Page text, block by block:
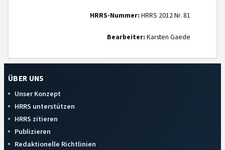
HRRS-Nummer: HRRS 2012 Nr. 81
Bearbeiter: Karsten Gaede
ÜBER UNS
Unser Konzept
HRRS unterstützen
HRRS zitieren
Publizieren
Redaktionelle Richtlinien